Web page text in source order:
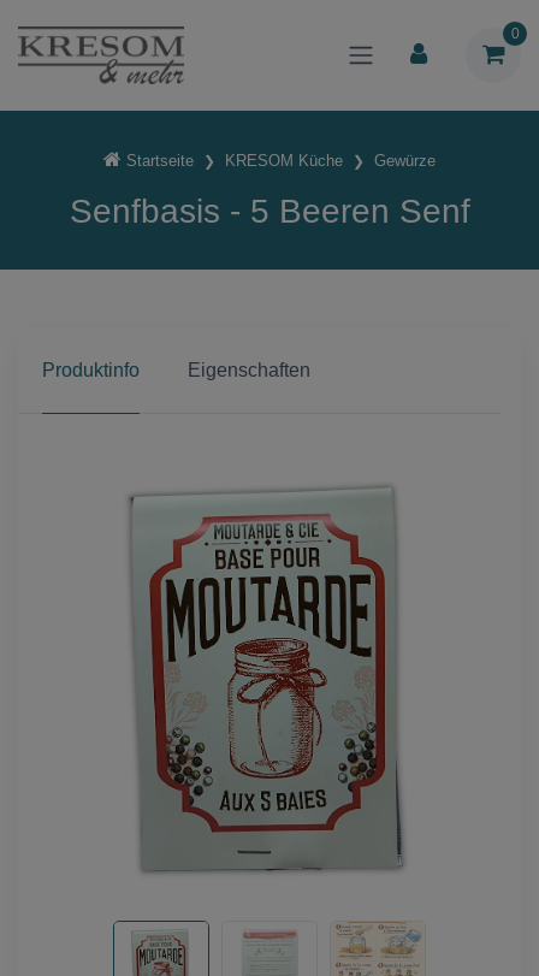
0
Startseite KRESOM Küche Gewürze
Senfbasis - 5 Beeren Senf
Produktinfo Eigenschaften